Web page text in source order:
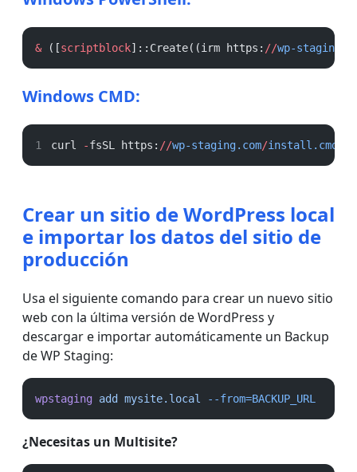
& ([scriptblock]::Create((irm https: //wp-
Windows CMD:
curl -fsSL https: //wp-staging.com/install.cmd
Crear un sitio de WordPress local
e importar los datos del sitio de
producción
Usa el siguiente comando para crear un nuevo sitio
web con la última versión de WordPress y
descargar e importar automáticamente un Backup
de WP Staging:
wpstaging add mysite.local --from=BACKUP_URL
¿Necesitas un Multisite?